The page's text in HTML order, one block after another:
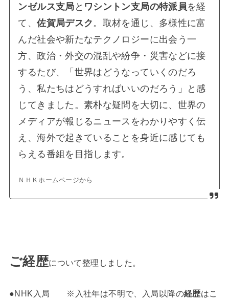
ンゼルス支局 と ワシントン支局の特派員 を経
て、佐賀局デスク 。取材を通じ、多様性に富
んだ社会や新たなテクノロジーに出会う一
方、政治・外交の混乱や紛争・災害などに接
するたび、「世界はどうなっていくのだろ
う、私たちはどうすればいいのだろう」と感
じてきました。素朴な疑問を大切に、世界の
メディアが報じるニュースをわかりやすく伝
え、海外で起きていることを身近に感じても
らえる番組を目指します。
ＮＨＫホームページから
ご経歴について整理しました。
●NHK入局 ※入社年は不明で、入局以降の経歴はこ